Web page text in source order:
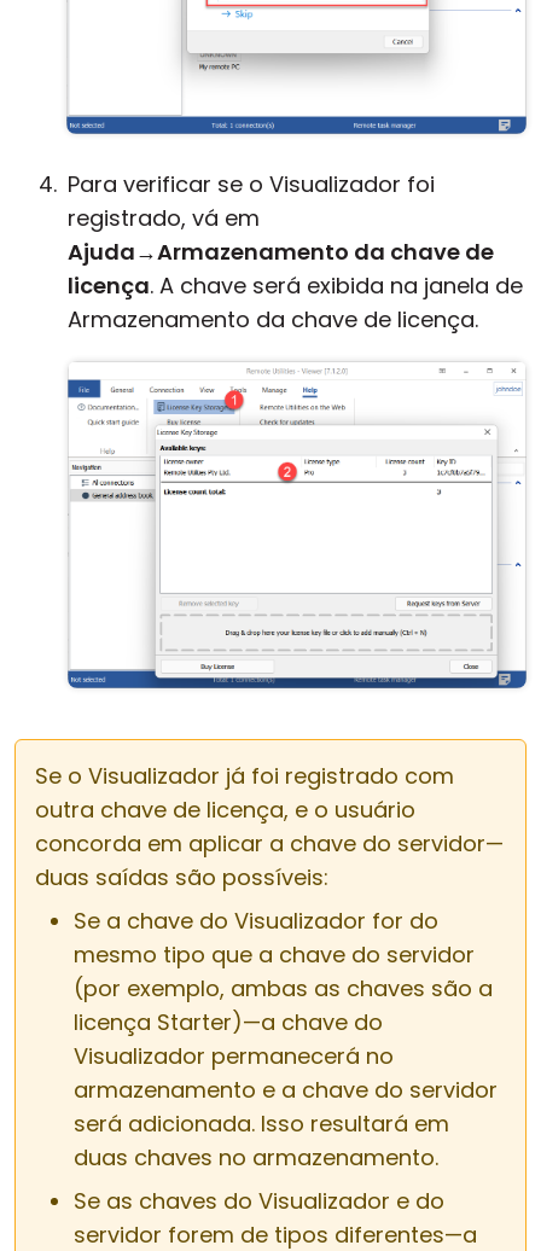
Para verificar se o Visualizador foi
registrado, vá em
Ajuda→Armazenamento da chave de
licença. A chave será exibida na janela de
Armazenamento da chave de licença.
Se o Visualizador já foi registrado com
outra chave de licença, e o usuário
concorda em aplicar a chave do servidor—
duas saídas são possíveis:
Se a chave do Visualizador for do
mesmo tipo que a chave do servidor
(por exemplo, ambas as chaves são a
licença Starter)—a chave do
Visualizador permanecerá no
armazenamento e a chave do servidor
será adicionada. Isso resultará em
duas chaves no armazenamento.
Se as chaves do Visualizador e do
servidor forem de tipos diferentes—a